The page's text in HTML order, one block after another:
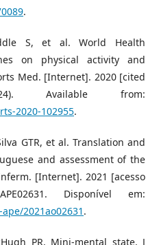
.
S, et al. World Health
on physical activity and
Med. [Internet]. 2020 [cited
Available from:
2020-102955.
GTR, et al. Translation and
and assessment of the
[Internet]. 2021 [acesso
Disponível em:
2021ao02631 .
PR. Mini-mental state. J